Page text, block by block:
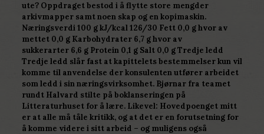
ute? Oppdraget bestod i å flytte store mengder
arkivmapper samt noen skap og en kopimaskin.
Næringsverdi 100 g kJ/kcal 126/30 Fett 0,0 g hvor av
mettet 0,0 g Karbohydrater 6,7 g hvor av
sukkerarter 6,6 g Protein 0,1 g Salt 0,0 g Tredje ledd
Tredje ledd slår fast at kapittelets bestemmelser kun vil
komme til anvendelse der konsulenten utfører arbeidet
som ledd i sin næringsvirksomhet. Bjørnar fra teamet
rundt Halvard stilte på boklanseringen på
Litteraturhuset for å lære. Likevel: Hovedpoenget mitt
er at alle må tåle kritikk, og at det er en forutsetning for
å komme videre i sitt arbeid – og muligens også